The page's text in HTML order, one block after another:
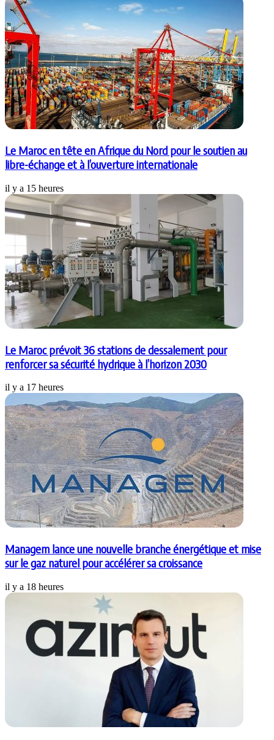
Le Maroc en tête en Afrique du Nord pour le soutien au
libre-échange et à l’ouverture internationale
il y a 15 heures
Le Maroc prévoit 36 stations de dessalement pour
renforcer sa sécurité hydrique à l’horizon 2030
il y a 17 heures
Managem lance une nouvelle branche énergétique et mise
sur le gaz naturel pour accélérer sa croissance
il y a 18 heures